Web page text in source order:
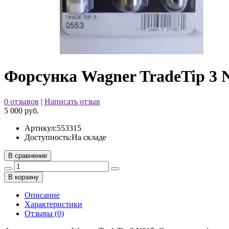
Форсунка Wagner TradeTip 3
0 отзывов | Написать отзыв
5 000 руб.
Артикул:553315
Доступность:На складе
В сравнение
В корзину
Описание
Характеристики
Отзывы (0)